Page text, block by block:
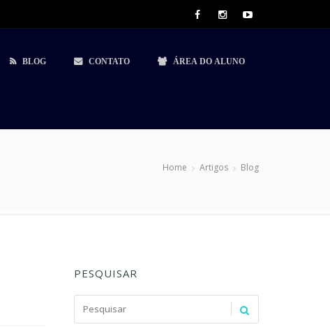
BLOG CONTATO ÁREA DO ALUNO
Home Artigos Blog
PESQUISAR